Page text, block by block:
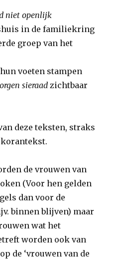
niet openlijk
in de familiekring
groep van het
voeten stampen
sieraadzichtbaar
deze teksten, straks
korantekst.
de vrouwen van
(Voor hen gelden
dan voor de
binnen blijven) maar
wat het
worden ook van
de ‘vrouwen van de